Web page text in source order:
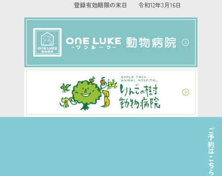
ご予約はこちら
登録有効期限の末日
令和12年3月16日